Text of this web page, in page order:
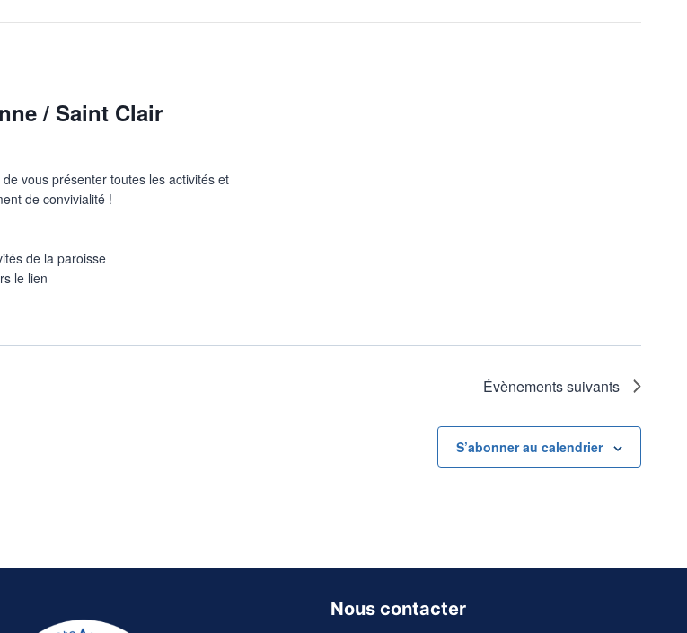
/ Saint Clair
vous présenter toutes les activités et
de convivialité !
de la paroisse
le lien
Évènementssuivants
S’abonner au calendrier
Nous contacter